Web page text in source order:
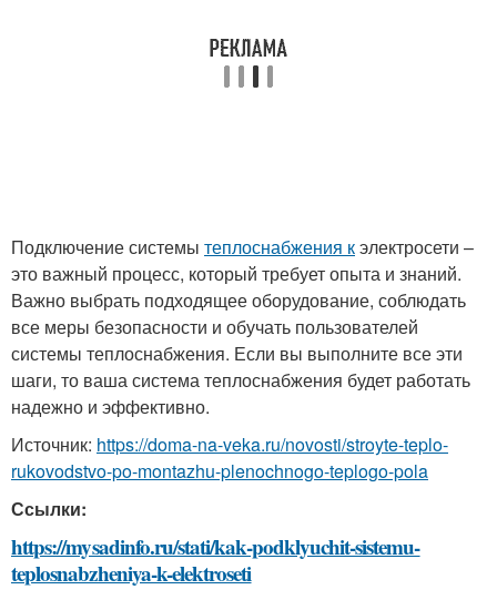
Подключение системы теплоснабжения кэлектросети –
это важный процесс, который требует опыта и знаний.
Важно выбрать подходящее оборудование, соблюдать
все меры безопасности и обучать пользователей
системы теплоснабжения. Если вы выполните все эти
шаги, то ваша система теплоснабжения будет работать
надежно и эффективно.
Источник: https://doma-na-veka.ru/novosti/stroyte-teplo-
rukovodstvo-po-montazhu-plenochnogo-teplogo-pola
Ссылки:
https://mysadinfo.ru/stati/kak-podklyuchit-sistemu-
teplosnabzheniya-k-elektroseti